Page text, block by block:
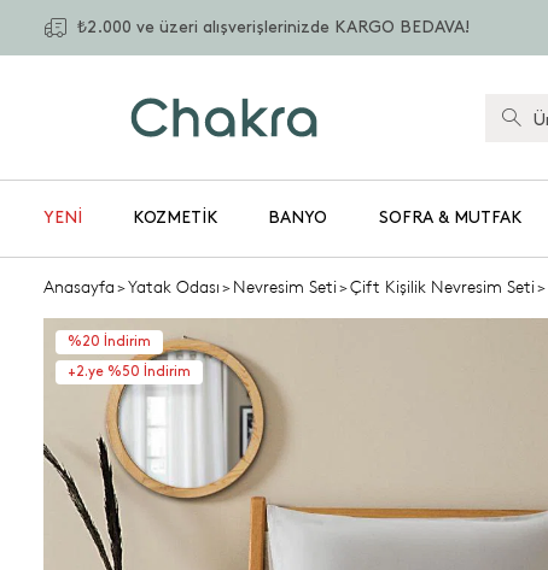
₺2.000 ve üzeri alışverişlerinizde KARGO BEDAVA!
YENİ KOZMETIK BANYO SOFRA & MUTFAK
Anasayfa>Yatak Odası>Nevresim Seti>Çift Kişilik Nevresim Seti>
%20 İndirim
+2.ye %50 İndirim